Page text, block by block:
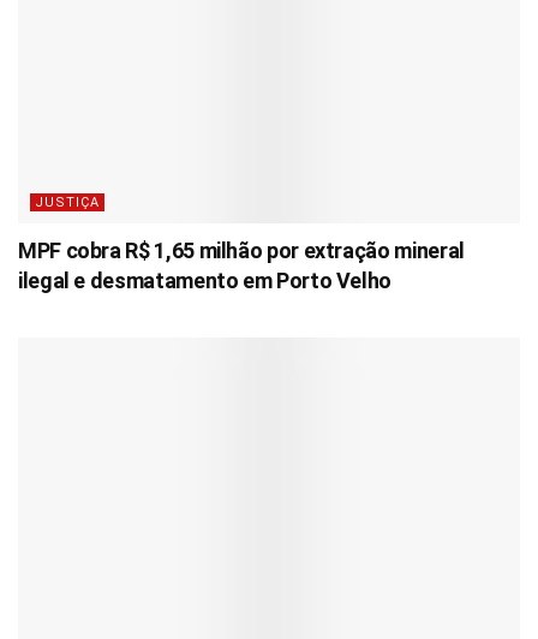
JUSTIÇA
MPF cobra R$ 1,65 milhão por extração mineral
ilegal e desmatamento em Porto Velho